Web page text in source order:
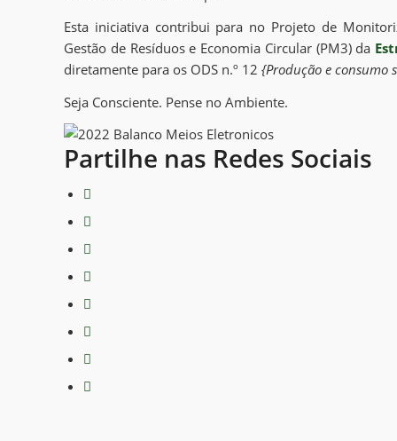
Esta iniciativa contribui para no Projeto de
Gestão de Resíduos e Economia Circular (PM3) da
diretamente para os ODS n.º 12 {Produção e consumo
Seja Consciente. Pense no Ambiente.
Partilhe nas Redes Sociais